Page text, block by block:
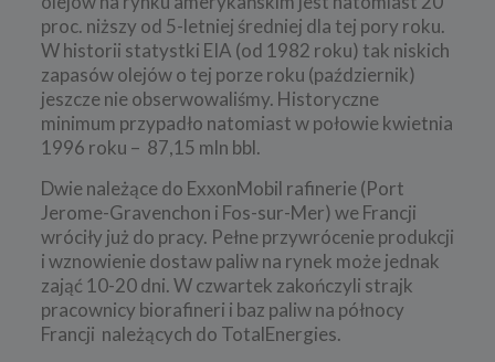
proc. niższy od 5-letniej średniej dla tej pory roku.
W historii statystki EIA (od 1982 roku) tak niskich
zapasów olejów o tej porze roku (październik)
jeszcze nie obserwowaliśmy. Historyczne
minimum przypadło natomiast w połowie kwietnia
1996 roku – 87,15 mln bbl.
Dwie należące do ExxonMobil rafinerie (Port
Jerome-Gravenchon i Fos-sur-Mer) we Francji
wróciły już do pracy. Pełne przywrócenie produkcji
i wznowienie dostaw paliw na rynek może jednak
zająć 10-20 dni. W czwartek zakończyli strajk
pracownicy biorafineri i baz paliw na północy
Francji należących do TotalEnergies.